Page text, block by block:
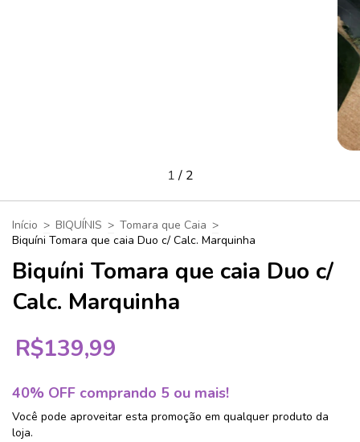
1/ 2
Início > BIQUÍNIS > Tomara que Caia >
Biquíni Tomara que caia Duo c/ Calc. Marquinha
Biquíni Tomara que caia Duo c/
Calc. Marquinha
R$139,99
40% OFF comprando 5 ou mais!
Você pode aproveitar esta promoção em qualquer produto da
loja.